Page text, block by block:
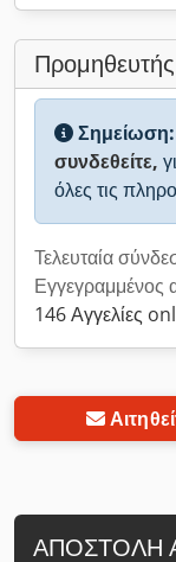
Προμηθευτής
Σημείωση:
συνδεθείτε,
όλες τις
Τελευταία
Εγγεγραμμένος
146 Αγγελίες
ΑΠΟΣΤΟΛΉ